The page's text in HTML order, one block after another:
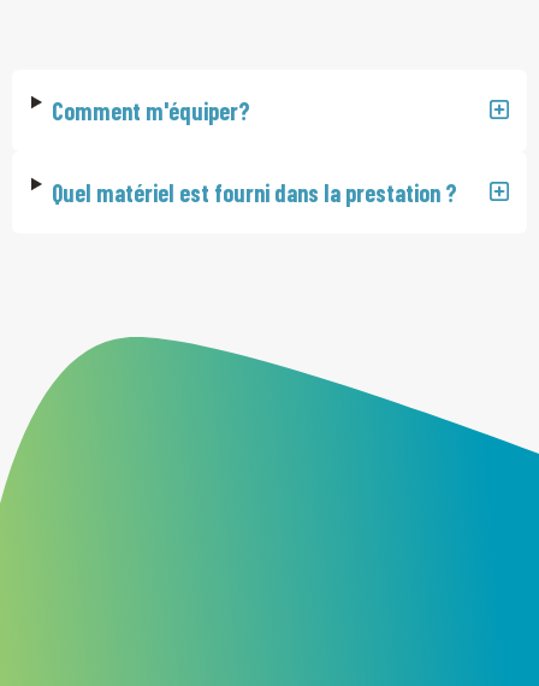
Comment m'équiper?
Quel matériel est fourni dans la prestation ?